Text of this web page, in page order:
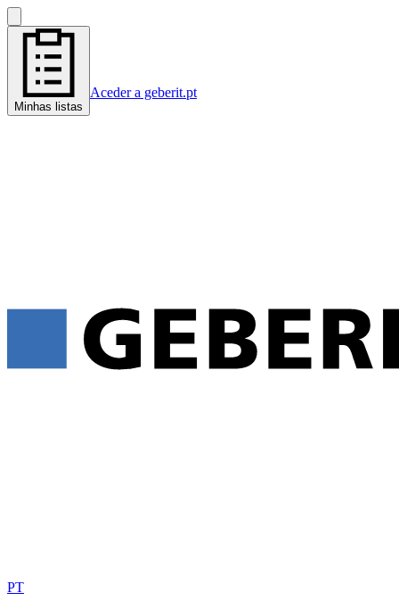
Minhas listas
Aceder a geberit.pt
PT